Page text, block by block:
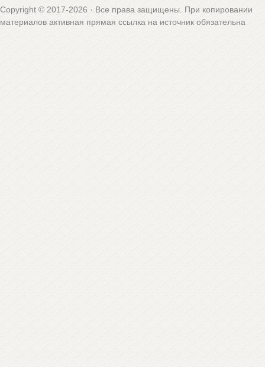
Copyright © 2017-2026 · Все права защищены. При копировании
материалов активная прямая ссылка на источник обязательна